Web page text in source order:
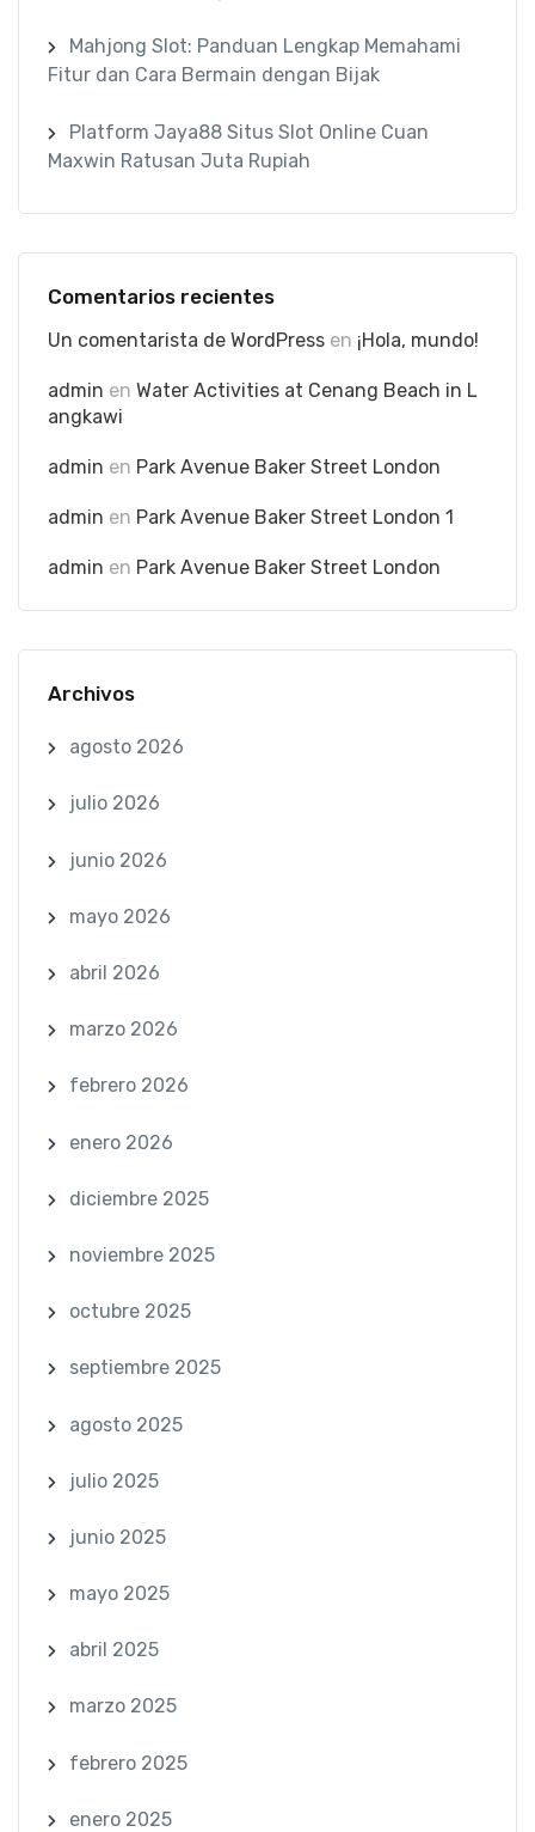
Mahjong Slot: Panduan Lengkap Memahami
Fitur dan Cara Bermain dengan Bijak
Platform Jaya88 Situs Slot Online Cuan
Maxwin Ratusan Juta Rupiah
Comentarios recientes
Un comentarista de WordPress en ¡Hola, mundo!
admin en Water Activities at Cenang Beach in L
angkawi
admin en Park Avenue Baker Street London
admin en Park Avenue Baker Street London 1
admin en Park Avenue Baker Street London
Archivos
agosto 2026
julio 2026
junio 2026
mayo 2026
abril 2026
marzo 2026
febrero 2026
enero 2026
diciembre 2025
noviembre 2025
octubre 2025
septiembre 2025
agosto 2025
julio 2025
junio 2025
mayo 2025
abril 2025
marzo 2025
febrero 2025
enero 2025